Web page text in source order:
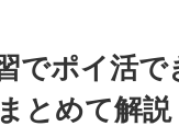
でポイ活
とめて解説